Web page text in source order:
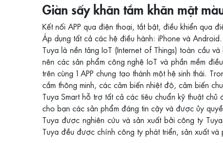
Giàn sấy khăn tắm khăn mặt
Kết nối APP qua điện thoại, tắt bật, điều khiển qua
Áp dụng tất cả các hệ điều hành: iPhone và
Tuya là nền tảng IoT (Internet of Things) toàn cầu
nên các sản phẩm công nghệ IoT và phần mềm
trên cùng 1 APP chung tạo thành một hệ sinh thái.
cắm thông minh, các cảm biến nhiệt độ, cảm biến
Tuya Smart hỗ trợ tất cả các tiêu chuẩn kỹ thuật
cho bạn các sản phẩm đáng tin cậy và được ủy
Tuya được nghiên cứu và sản xuất bởi công ty
Tuya đều được chính công ty phát triển, sản xuất và